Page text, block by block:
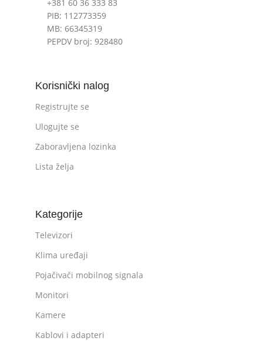
+381 60 36 333 83
PIB: 112773359
MB: 66345319
PEPDV broj: 928480
Korisnički nalog
Registrujte se
Ulogujte se
Zaboravljena lozinka
Lista želja
Kategorije
Televizori
Klima uređaji
Pojačivači mobilnog signala
Monitori
Kamere
Kablovi i adapteri